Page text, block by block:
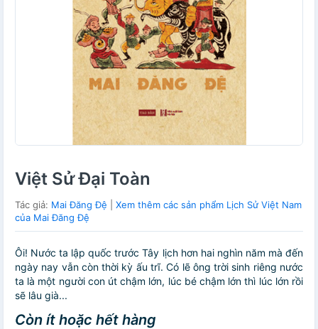
Việt Sử Đại Toàn
Tác giả: Mai Đăng Đệ
Xem thêm các sản phẩm Lịch Sử Việt Nam
của Mai Đăng Đệ
Ôi! Nước ta lập quốc trước Tây lịch hơn hai nghìn năm mà đến
ngày nay vẫn còn thời kỳ ấu trĩ. Có lẽ ông trời sinh riêng nước
ta là một người con út chậm lớn, lúc bé chậm lớn thì lúc lớn rồi
sẽ lâu già...
Còn ít hoặc hết hàng